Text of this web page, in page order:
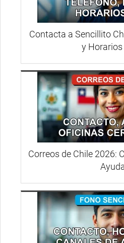
Contacta a Sencillito
y
Correos de Chile 2026: